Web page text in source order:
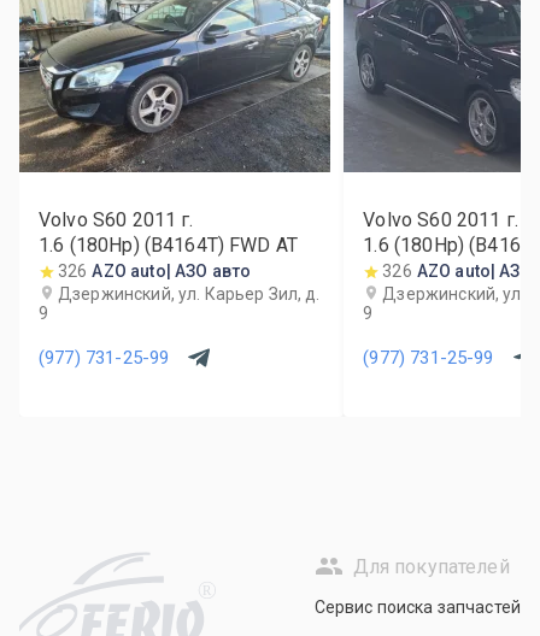
Volvo S60 2011 г.
1.6 (180Hp) (B4164T) FWD AT
326 AZO auto| АЗО авто
Дзержинский, ул. Карьер Зил, д.
9
(977) 731-25-99
Volvo S60 2011 г.
1.6 (180Hp)
326 AZO auto| АЗО
Дзержинский, ул.
9
(977) 731-25-99
R
Для покупателей
Сервис поиска запчастей